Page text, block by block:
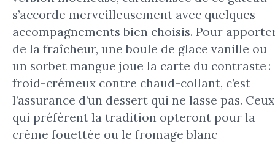
s’accorde merveilleusement avec quelques
accompagnements bien choisis. Pour
de la fraîcheur, une boule de glace vanille ou
un sorbet mangue joue la carte du contraste :
froid-crémeux contre chaud-collant, c’est
l’assurance d’un dessert qui ne lasse pas. Ceux
qui préfèrent la tradition opteront pour la
crème fouettée ou le fromage blanc